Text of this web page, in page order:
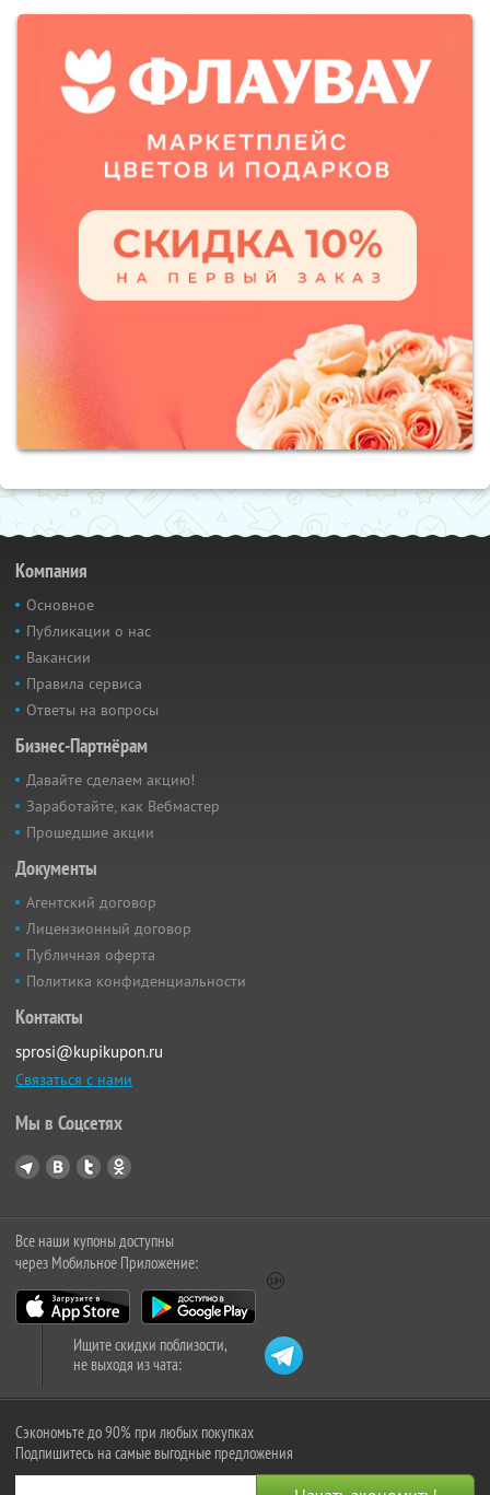
Компания
Основное
Публикации о нас
Вакансии
Правила сервиса
Ответы на вопросы
Бизнес-Партнёрам
Давайте сделаем акцию!
Заработайте, как Вебмастер
Прошедшие акции
Документы
Агентский договор
Лицензионный договор
Публичная оферта
Политика конфиденциальности
Контакты
sprosi@kupikupon.ru
Связаться с нами
Мы в Соцсетях
Все наши купоны доступны
через Мобильное Приложение:
Ищите скидки поблизости,
не выходя из чата:
Сэкономьте до 90% при любых покупках
Подпишитесь на самые выгодные предложения